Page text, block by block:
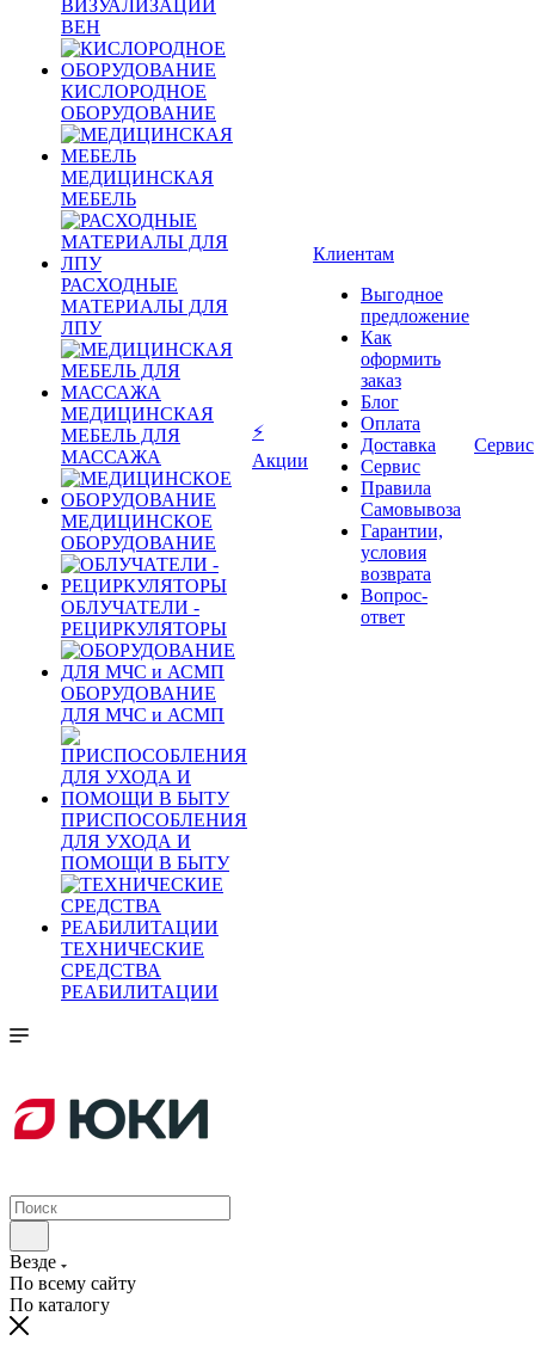
ВИЗУАЛИЗАЦИИ
ВЕН
КИСЛОРОДНОЕ
ОБОРУДОВАНИЕ
МЕДИЦИНСКАЯ
МЕБЕЛЬ
РАСХОДНЫЕ
МАТЕРИАЛЫ ДЛЯ
ЛПУ
МЕДИЦИНСКАЯ
МЕБЕЛЬ ДЛЯ
МАССАЖА
МЕДИЦИНСКОЕ
ОБОРУДОВАНИЕ
ОБЛУЧАТЕЛИ -
РЕЦИРКУЛЯТОРЫ
ОБОРУДОВАНИЕ
ДЛЯ МЧС и АСМП
ПРИСПОСОБЛЕНИЯ
ДЛЯ УХОДА И
ПОМОЩИ В БЫТУ
ТЕХНИЧЕСКИЕ
СРЕДСТВА
РЕАБИЛИТАЦИИ
⚡
Акции
Клиентам
Выгодное
предложение
Как
оформить
заказ
Блог
Оплата
Доставка
Сервис
Правила
Самовывоза
Гарантии,
условия
возврата
Вопрос-
ответ
Сервис
Везде
По всему сайту
По каталогу